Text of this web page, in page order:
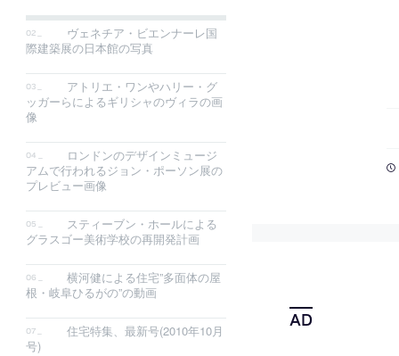
ヴェネチア・ビエンナーレ国
際建築展の日本館の写真
アトリエ・ワンやハリー・グ
ッガーらによるギリシャのヴィラの画
像
ロンドンのデザインミュージ
アムで行われるジョン・ポーソン展の
プレビュー画像
スティーブン・ホールによる
グラスゴー美術学校の再開発計画
横河健による住宅”多面体の屋
根・岐阜ひるがの”の動画
住宅特集、最新号(2010年10月
号)